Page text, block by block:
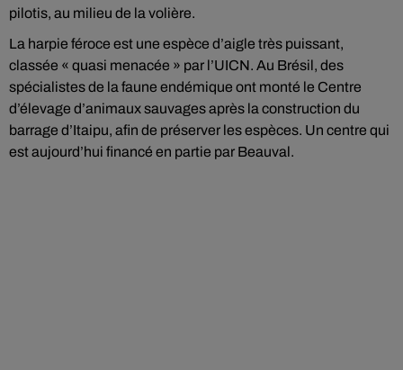
pilotis, au milieu de la volière.
La harpie féroce est une espèce d’aigle très puissant,
classée « quasi menacée » par l’UICN. Au Brésil, des
spécialistes de la faune endémique ont monté le Centre
d’élevage d’animaux sauvages après la construction du
barrage d’Itaipu, afin de préserver les espèces. Un centre qui
est aujourd’hui financé en partie par Beauval.